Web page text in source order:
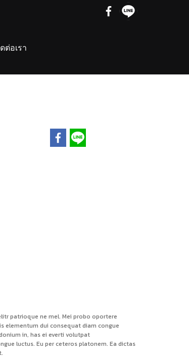
ต่อเรา
patrioque ne mel. Mei probo oportere
elementum dui consequat diam congue
in, has ei everti volutpat
luctus. Eu per ceteros platonem. Ea dictas